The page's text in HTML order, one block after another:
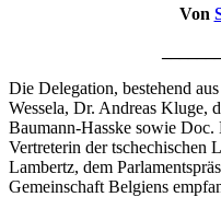
Von
Die Delegation, bestehend
Wessela, Dr. Andreas Kluge,
Baumann-Hasske sowie
Vertreterin der
Lambertz, dem
Gemeinschaft Belgiens